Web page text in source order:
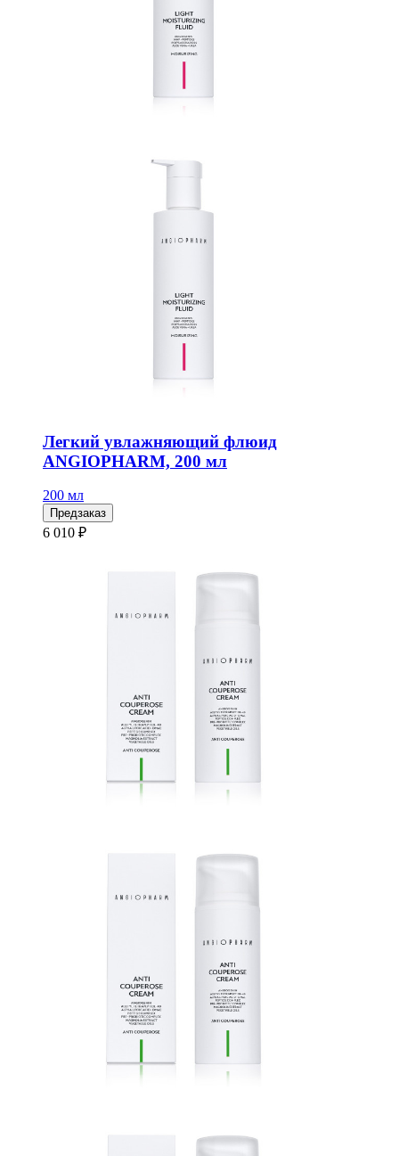
Легкий увлажняющий флюид
ANGIOPHARM, 200 мл
200 мл
Предзаказ
6 010 ₽